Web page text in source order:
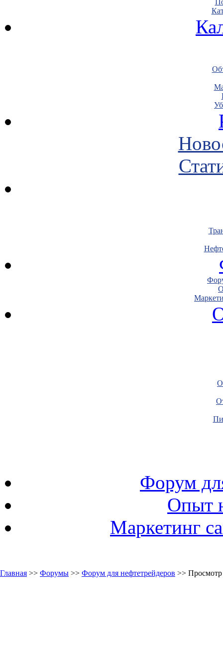
Форум
Опыт
Маркетинг
Главная >> Форумы >> Форум для нефтетрейдеров >>